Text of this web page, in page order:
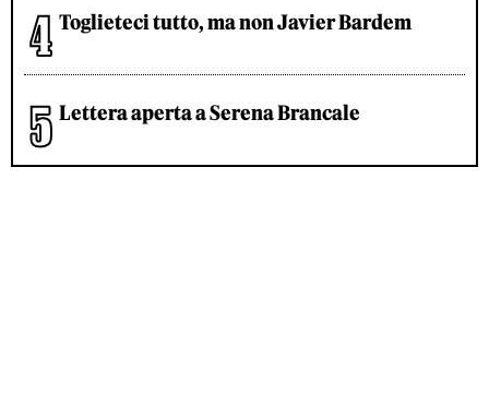
Toglieteci tutto, ma non Javier Bardem
Lettera aperta a Serena Brancale